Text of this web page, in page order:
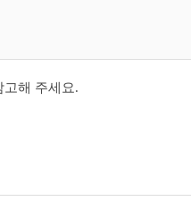
고해 주세요.